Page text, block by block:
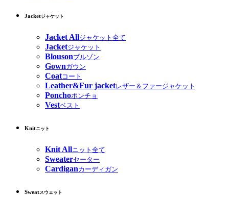
Jacketジャケット
Jacket Allジャケット全て
Jacketジャケット
Blousonブルゾン
Gownガウン
Coatコート
Leather&Fur jacketレザー＆ファージャケット
Ponchoポンチョ
Vestベスト
Knitニット
Knit Allニット全て
Sweaterセーター
Cardiganカーディガン
Sweatスウェット